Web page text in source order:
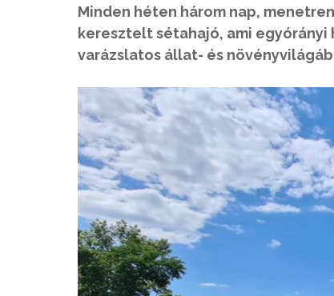
Minden héten három nap,
keresztelt sétahajó, ami
varázslatos állat- és